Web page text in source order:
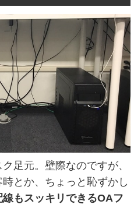
足元。壁際なのですが、
とか、ちょっと恥ずかし
もスッキリできるOAフ